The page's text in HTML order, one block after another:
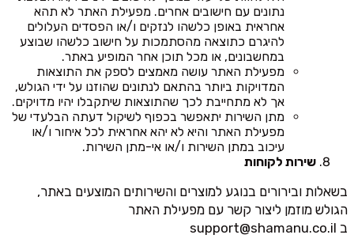
נתונים עם חישובים אחרים. מפעילת האתר לא תהא
אחראית באופן כלשהו לנזקים ו/או הפסדים העלולים
להיגרם כתוצאה מהסתמכות על חישוב כלשהו שבוצע
במחשבונים, או מכל תוכן אחר המופיע באתר.
מפעילת האתר עושה מאמצים לספק את התוצאות
המדויקות ביותר בהתאם לנתונים שהוזנו על ידי הגולש,
אך לא מתחייבת לכך שהתוצאות שיתקבלו יהיו מדויקים.
מתן השירות יתאפשר בכפוף לשיקול דעתה הבלעדי של
מפעילת האתר והיא לא יהא אחראית לכל איחור ו/או
עיכוב במתן השירות ו/או אי-מתן השירות.
שירות לקוחות
בשאלות ובירורים בנוגע למוצרים והשירותים המוצעים באתר,
הגולש מוזמן ליצור קשר עם מפעילת האתר
ב support@shamanu.co.il